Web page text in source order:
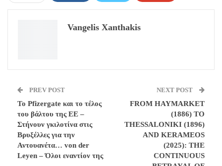
Vangelis Xanthakis
PREV POST
To Pfizergate και το τέλος
του βάλτου της ΕΕ –
Στήνουν γκιλοτίνα στις
Βρυξέλλες για την
Αντουανέτα… von der
Leyen – Όλοι εναντίον της
NEXT POST
FROM HAYMARKET
(1886) TO
THESSALONIKI (1896)
AND KERAMEOS
(2025): THE
CONTINUOUS